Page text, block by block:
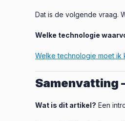
Dat is de volgende vraag.
Welke technologie
Welke technologie moet ik
Samenvatting
Wat is dit artikel? Een